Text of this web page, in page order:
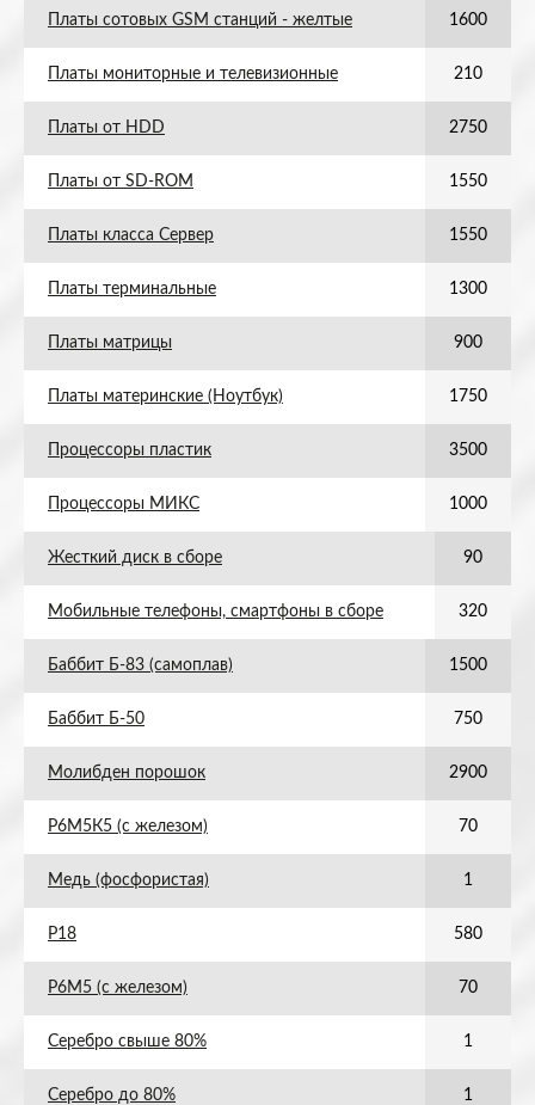
Платы сотовых GSM станций - желтые 1600
Платы мониторные и телевизионные 210
Платы от HDD 2750
Платы от SD-ROM 1550
Платы класса Сервер 1550
Платы терминальные 1300
Платы матрицы 900
Платы материнские (Ноутбук) 1750
Процессоры пластик 3500
Процессоры МИКС 1000
Жесткий диск в сборе 90
Мобильные телефоны, смартфоны в сборе 320
Баббит Б-83 (самоплав) 1500
Баббит Б-50 750
Молибден порошок 2900
Р6М5К5 (с железом) 70
Медь (фосфористая) 1
Р18 580
Р6М5 (с железом) 70
Серебро свыше 80% 1
Серебро до 80% 1